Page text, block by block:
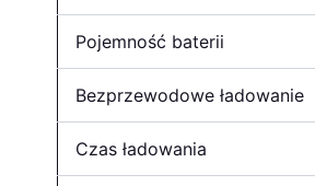
Pojemność baterii
Bezprzewodowe ładowanie
Czas ładowania